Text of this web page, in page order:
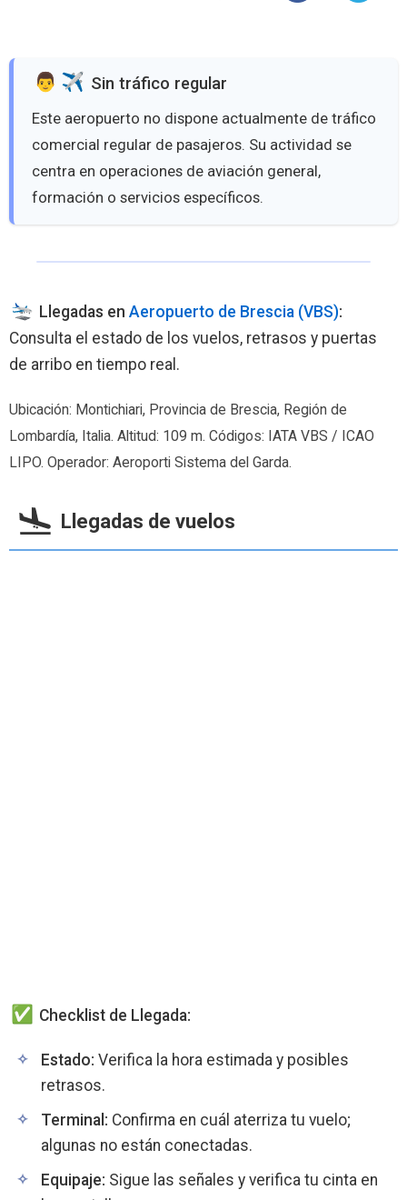
️ Sin tráfico regular
Este aeropuerto no dispone actualmente de tráfico
comercial regular de pasajeros. Su actividad se
centra en operaciones de aviación general,
formación o servicios específicos.
Llegadas en Aeropuerto de Brescia (VBS):
Consulta el estado de los vuelos, retrasos y puertas
de arribo en tiempo real.
Ubicación: Montichiari, Provincia de Brescia, Región de
Lombardía, Italia. Altitud: 109 m. Códigos: IATA VBS / ICAO
LIPO. Operador: Aeroporti Sistema del Garda.
Llegadas de vuelos
Checklist de Llegada:
Estado: Verifica la hora estimada y posibles
retrasos.
Terminal: Confirma en cuál aterriza tu vuelo;
algunas no están conectadas.
Equipaje: Sigue las señales y verifica tu cinta en